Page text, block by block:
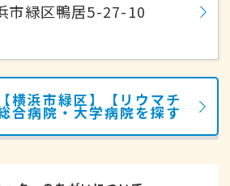
市緑区鴨居5-27-10
横浜市緑区】【リウマチ
合病院・大学病院を探す